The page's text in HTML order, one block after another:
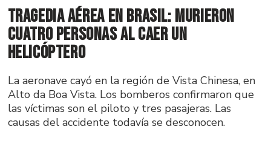
Tragedia aérea en Brasil: murieron
cuatro personas al caer un
helicóptero
La aeronave cayó en la región de Vista Chinesa, en
Alto da Boa Vista. Los bomberos confirmaron que
las víctimas son el piloto y tres pasajeras. Las
causas del accidente todavía se desconocen.